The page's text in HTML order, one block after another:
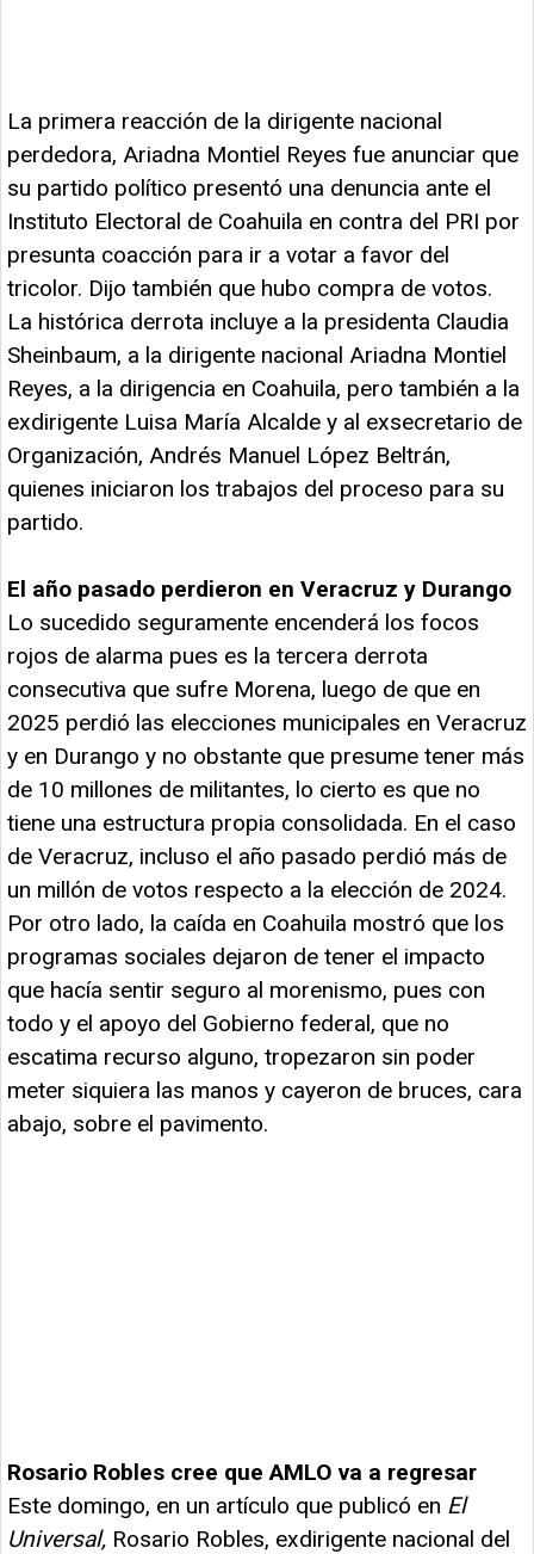
La primera reacción de la dirigente nacional
perdedora, Ariadna Montiel Reyes fue anunciar que
su partido político presentó una denuncia ante el
Instituto Electoral de Coahuila en contra del PRI por
presunta coacción para ir a votar a favor del
tricolor. Dijo también que hubo compra de votos.
La histórica derrota incluye a la presidenta Claudia
Sheinbaum, a la dirigente nacional Ariadna Montiel
Reyes, a la dirigencia en Coahuila, pero también a la
exdirigente Luisa María Alcalde y al exsecretario de
Organización, Andrés Manuel López Beltrán,
quienes iniciaron los trabajos del proceso para su
partido.
El año pasado perdieron en Veracruz y Durango
Lo sucedido seguramente encenderá los focos
rojos de alarma pues es la tercera derrota
consecutiva que sufre Morena, luego de que en
2025 perdió las elecciones municipales en Veracruz
y en Durango y no obstante que presume tener más
de 10 millones de militantes, lo cierto es que no
tiene una estructura propia consolidada. En el caso
de Veracruz, incluso el año pasado perdió más de
un millón de votos respecto a la elección de 2024.
Por otro lado, la caída en Coahuila mostró que los
programas sociales dejaron de tener el impacto
que hacía sentir seguro al morenismo, pues con
todo y el apoyo del Gobierno federal, que no
escatima recurso alguno, tropezaron sin poder
meter siquiera las manos y cayeron de bruces, cara
abajo, sobre el pavimento.
Rosario Robles cree que AMLO va a regresar
Este domingo, en un artículo que publicó en El
Universal, Rosario Robles, exdirigente nacional del